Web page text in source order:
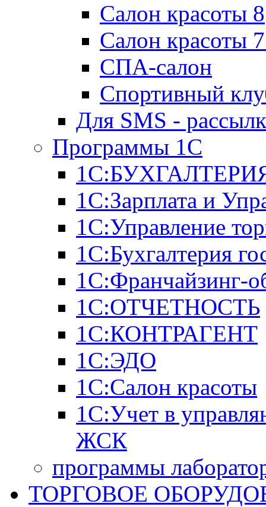
Салон красоты 8
Салон красоты
СПА-салон
Спортивный
Для SMS -
Программы 1С
1С:Зарплата и
1С:Управление
1С:Бухгалтерия
1С:Франчайзинг-
1С:ОТЧЕТНОСТЬ
1С:КОНТРАГЕНТ
1С:ЭДО
1С:Салон красоты
1С:Учет в
ЖСК
программы
ТОРГОВОЕ